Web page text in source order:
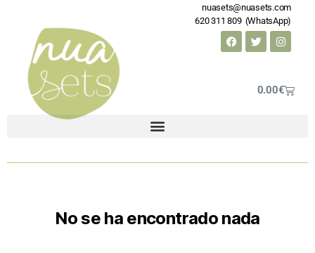
0.00€
nuasets@nuasets.com
620 311 809 (WhatsApp)
No se ha encontrado nada